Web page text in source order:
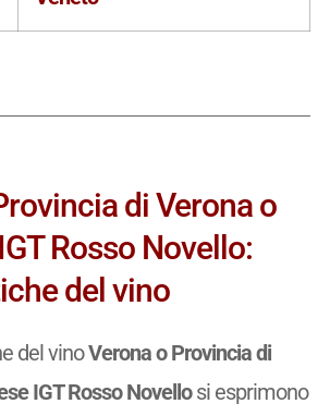
di Verona o
Rosso Novello:
del vino
del vinoVerona o Provincia di
IGT Rosso Novellosi esprimono